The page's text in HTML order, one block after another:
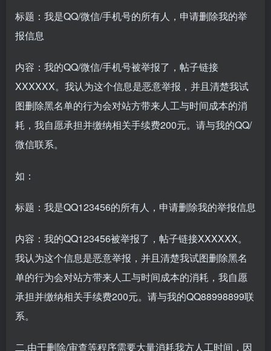
标题：我是QQ/微信/手机号的所有人，申请删除我的举
报信息
内容：我的QQ/微信/手机号被举报了，帖子链接
XXXXXX。我认为这个信息是恶意举报，并且清楚我试
图删除黑名单的行为会对站方带来人工与时间成本的消
耗，我自愿承担并缴纳相关手续费200元。请与我的QQ/
微信联系。
如：
标题：我是QQ123456的所有人，申请删除我的举报信息
内容：我的QQ123456被举报了，帖子链接XXXXXX。
我认为这个信息是恶意举报，并且清楚我试图删除黑名
单的行为会对站方带来人工与时间成本的消耗，我自愿
承担并缴纳相关手续费200元。请与我的QQ88998899联
系。
二.由于删除/审查等程序需要大量消耗我方人工时间，因